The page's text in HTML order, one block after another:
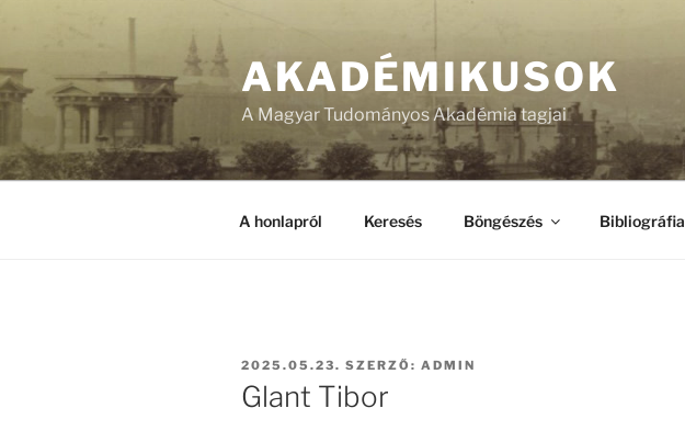
AKADÉMIKUSOK
A Magyar Tudományos Akadémia tagjai
A honlapról Keresés Böngészés Bibliográfia
BEKÜLDVE:
2025.05.23. SZERZŐ: ADMIN
Glant Tibor